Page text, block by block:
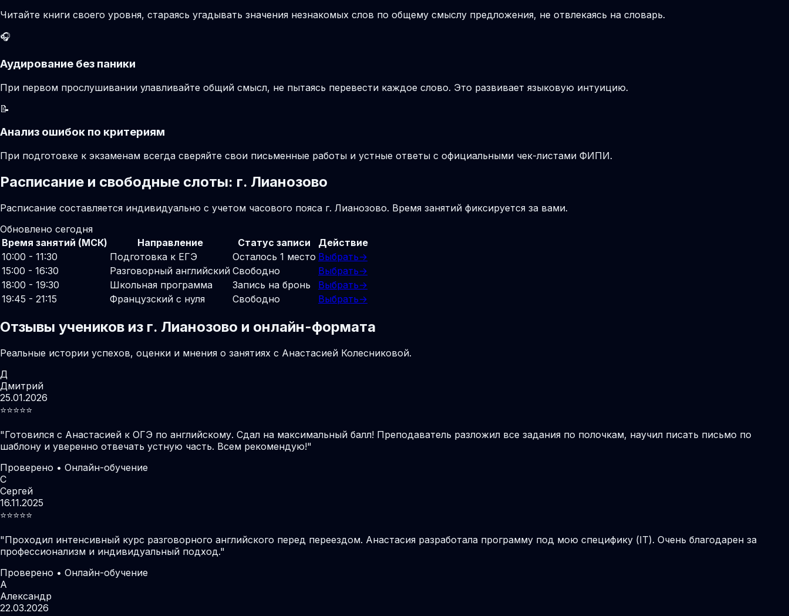
Читайте книги своего уровня, стараясь угадывать значения незнакомых слов по общему смыслу предложения, не отвлекаясь на словарь.
🎧
Аудирование без паники
При первом прослушивании улавливайте общий смысл, не пытаясь перевести каждое слово. Это развивает языковую интуицию.
📝
Анализ ошибок по критериям
При подготовке к экзаменам всегда сверяйте свои письменные работы и устные ответы с официальными чек-листами ФИПИ.
Расписание и свободные слоты: г. Лианозово
Расписание составляется индивидуально с учетом часового пояса г. Лианозово. Время занятий фиксируется за вами.
Обновлено сегодня
Время занятий (МСК)
Направление Статус записи
Действие
10:00 - 11:30
Подготовка к ЕГЭ Осталось 1 место Выбрать→
15:00 - 16:30
Разговорный английский Свободно Выбрать→
18:00 - 19:30
Школьная программа Запись на бронь Выбрать→
19:45 - 21:15
Французский с нуля Свободно Выбрать→
Отзывы учеников из г. Лианозово и онлайн-формата
Реальные истории успехов, оценки и мнения о занятиях с Анастасией Колесниковой.
Д
Дмитрий
25.01.2026
⭐️⭐️⭐️⭐️⭐️
"Готовился с Анастасией к ОГЭ по английскому. Сдал на максимальный балл! Преподаватель разложил все задания по полочкам, научил писать письмо по
шаблону и уверенно отвечать устную часть. Всем рекомендую!"
Проверено • Онлайн-обучение
С
Сергей
16.11.2025
⭐️⭐️⭐️⭐️⭐️
"Проходил интенсивный курс разговорного английского перед переездом. Анастасия разработала программу под мою специфику (IT). Очень благодарен за
профессионализм и индивидуальный подход."
Проверено • Онлайн-обучение
А
Александр
22.03.2026